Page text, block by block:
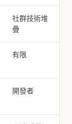
社群技術堆
疊
有限
開發者